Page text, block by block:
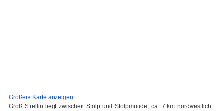
Größere Karte anzeigen
Groß Strellin liegt zwischen Stolp und Stolpmünde, ca. 7 km nordwestlich